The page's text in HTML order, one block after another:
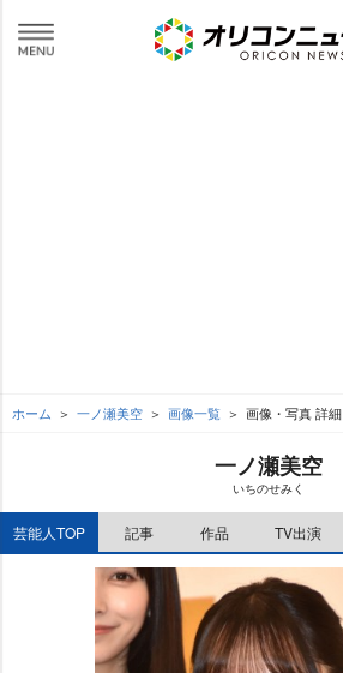
ホーム 一ノ瀬美空 画像一覧 画像・写真 詳細
一ノ瀬美空
いちのせみく
芸能人TOP 記事 作品 TV出演